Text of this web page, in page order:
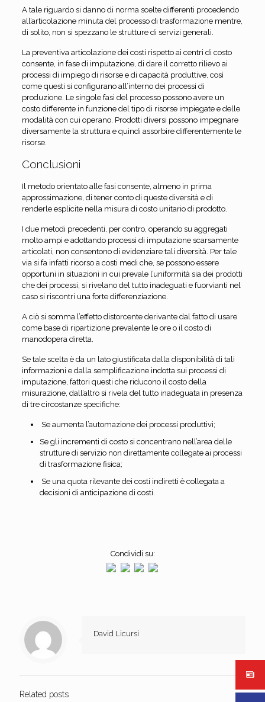
A tale riguardo si danno di norma scelte differenti procedendo
all’articolazione minuta del processo di trasformazione mentre,
di solito, non si spezzano le strutture di servizi generali.
La preventiva articolazione dei costi rispetto ai centri di costo
consente, in fase di imputazione, di dare il corretto rilievo ai
processi di impiego di risorse e di capacità produttive, così
come questi si configurano all’interno dei processi di
produzione. Le singole fasi del processo possono avere un
costo differente in funzione del tipo di risorse impiegate e delle
modalità con cui operano. Prodotti diversi possono impegnare
diversamente la struttura e quindi assorbire differentemente le
risorse.
Conclusioni
Il metodo orientato alle fasi consente, almeno in prima
approssimazione, di tener conto di queste diversità e di
renderle esplicite nella misura di costo unitario di prodotto.
I due metodi precedenti, per contro, operando su aggregati
molto ampi e adottando processi di imputazione scarsamente
articolati, non consentono di evidenziare tali diversità. Per tale
via si fa infatti ricorso a costi medi che, se possono essere
opportuni in situazioni in cui prevale l’uniformità sia dei prodotti
che dei processi, si rivelano del tutto inadeguati e fuorvianti nel
caso si riscontri una forte differenziazione.
A ciò si somma l’effetto distorcente derivante dal fatto di usare
come base di ripartizione prevalente le ore o il costo di
manodopera diretta.
Se tale scelta è da un lato giustificata dalla disponibilità di tali
informazioni e dalla semplificazione indotta sui processi di
imputazione, fattori questi che riducono il costo della
misurazione, dall’altro si rivela del tutto inadeguata in presenza
di tre circostanze specifiche:
Se aumenta l’automazione dei processi produttivi;
Se gli incrementi di costo si concentrano nell’area delle
strutture di servizio non direttamente collegate ai processi
di trasformazione fisica;
Se una quota rilevante dei costi indiretti è collegata a
decisioni di anticipazione di costi.
Condividi su:
David Licursi
Related posts